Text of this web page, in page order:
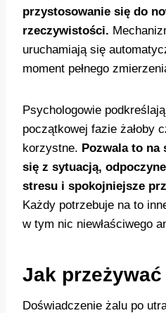
przystosowanie się do
rzeczywistości.
uruchamiają się
moment pełnego
Psychologowie
początkowej fazie żałoby
korzystne. Pozwala to na
się z sytuacją,
stresu i spokojniejsze
Każdy potrzebuje na to
w tym nic niewłaściwego
Jak
Doświadczenie żalu po